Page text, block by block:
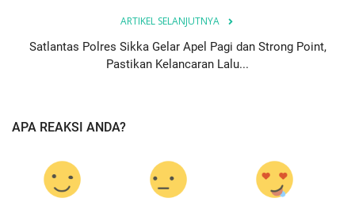
ARTIKEL SELANJUTNYA
Satlantas Polres Sikka Gelar Apel Pagi dan Strong Point,
Pastikan Kelancaran Lalu...
APA REAKSI ANDA?